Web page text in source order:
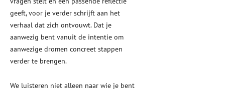
geeft, voor je verder schrijft aan het
verhaal dat zich ontvouwt. Dat je
aanwezig bent vanuit de intentie om
aanwezige dromen concreet stappen
verder te brengen.
We luisteren niet alleen naar wie je bent